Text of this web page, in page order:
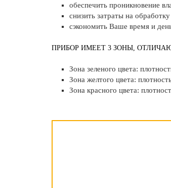
обеспечить проникновение
снизить затраты на
сэкономить Ваше время и
ПРИБОР ИМЕЕТ 3 ЗОНЫ,
Зона зеленого цвета:
Зона желтого цвета:
Зона красного цвета: